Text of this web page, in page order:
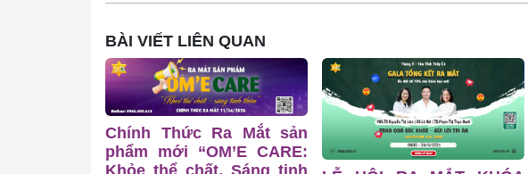
BÀI VIẾT LIÊN QUAN
Chính Thức Ra Mắt sản
phẩm mới “OM’E CARE:
Khỏe thể chất, Sáng tinh